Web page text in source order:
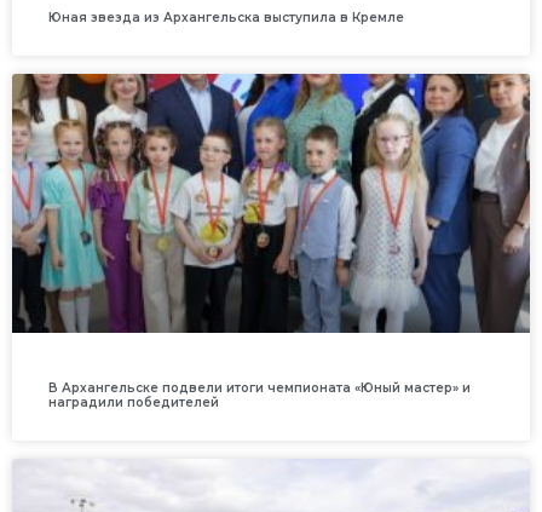
Юная звезда из Архангельска выступила в Кремле
В Архангельске подвели итоги чемпионата «Юный мастер» и
наградили победителей